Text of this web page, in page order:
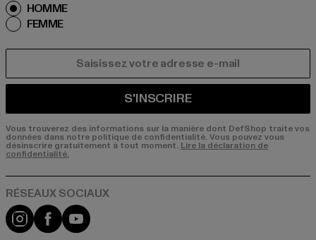
HOMME
FEMME
S'INSCRIRE
Vous trouverez des informations sur la manière dont DefShop traite vos
données dans notre politique de confidentialité. Vous pouvez vous
désinscrire gratuitement à tout moment. Lire la déclaration de
confidentialité.
Visit our Instagram page:
Visit our Facebook page:
Visit our YouTube channel: